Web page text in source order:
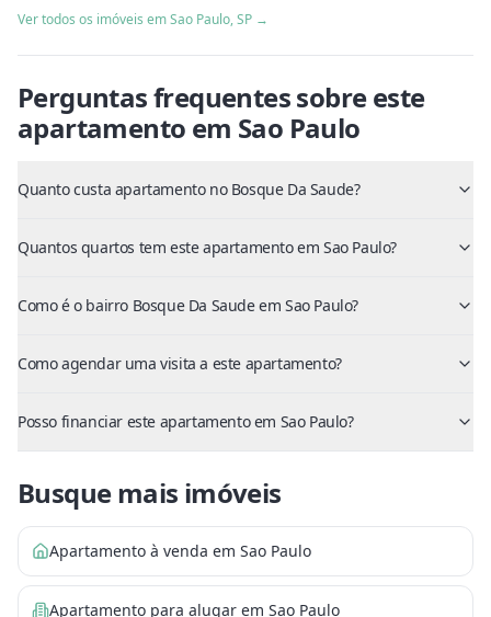
Ver todos os imóveis emSao Paulo,SP →
Perguntas frequentes sobre este
apartamento em Sao Paulo
Quanto custa apartamento no Bosque Da Saude?
Quantos quartos tem este apartamento em Sao Paulo?
Como é o bairro Bosque Da Saude em Sao Paulo?
Como agendar uma visita a este apartamento?
Posso financiar este apartamento em Sao Paulo?
Busque mais imóveis
Apartamento à venda em Sao Paulo
Apartamento para alugar em Sao Paulo